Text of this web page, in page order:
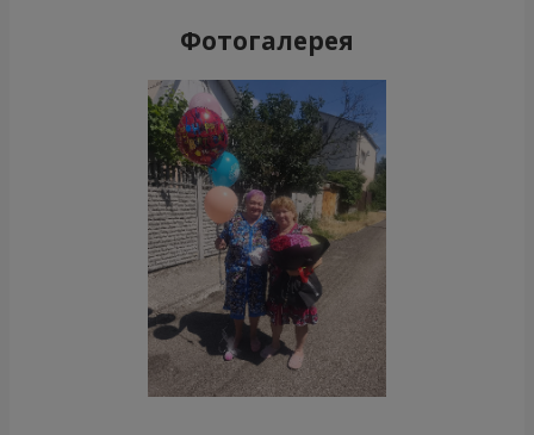
Фотогалерея